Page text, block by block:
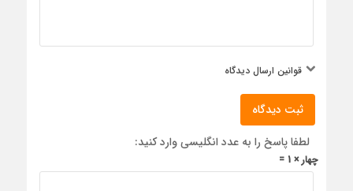
قوانین ارسال دیدگاه
ثبت دیدگاه
لطفا پاسخ را به عدد انگلیسی وارد کنید:
چهار × 1 =